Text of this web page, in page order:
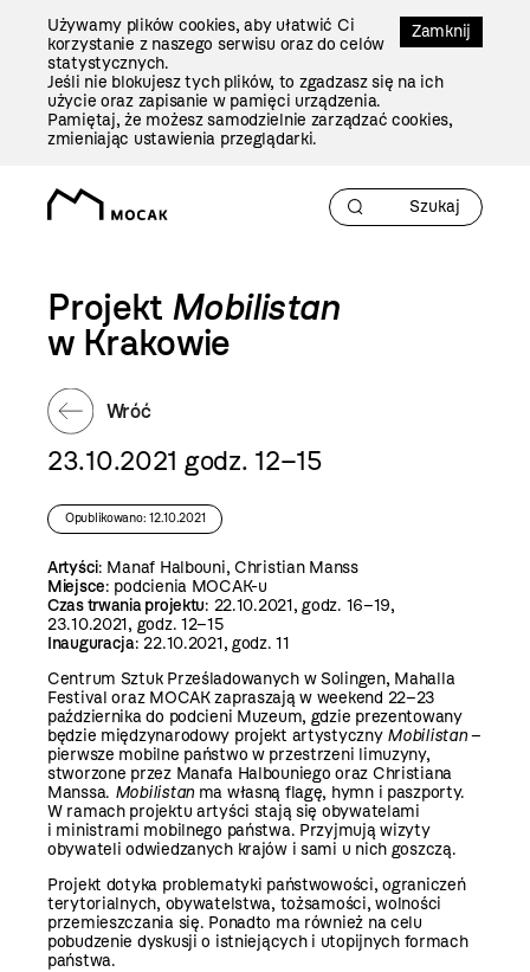
Zamknij
Używamy plików cookies, aby ułatwić Ci
korzystanie z naszego serwisu oraz do celów
statystycznych.
Jeśli nie blokujesz tych plików, to zgadzasz się na ich
użycie oraz zapisanie w pamięci urządzenia.
Pamiętaj, że możesz samodzielnie zarządzać cookies,
zmieniając ustawienia przeglądarki.
Projekt Mobilistan
w Krakowie
Wróć
23.10.2021 godz. 12–15
Opublikowano: 12.10.2021
Artyści: Manaf Halbouni, Christian Manss
Miejsce: podcienia MOCAK-u
Czas trwania projektu: 22.10.2021, godz. 16–19,
23.10.2021, godz. 12–15
Inauguracja: 22.10.2021, godz. 11
Centrum Sztuk Prześladowanych w Solingen, Mahalla
Festival oraz MOCAK zapraszają w weekend 22–23
października do podcieni Muzeum, gdzie prezentowany
będzie międzynarodowy projekt artystyczny Mobilistan–
pierwsze mobilne państwo w przestrzeni limuzyny,
stworzone przez Manafa Halbouniego oraz Christiana
Manssa. Mobilistanma własną flagę, hymn i paszporty.
W ramach projektu artyści stają się obywatelami
i ministrami mobilnego państwa. Przyjmują wizyty
obywateli odwiedzanych krajów i sami u nich goszczą.
Projekt dotyka problematyki państwowości, ograniczeń
terytorialnych, obywatelstwa, tożsamości, wolności
przemieszczania się. Ponadto ma również na celu
pobudzenie dyskusji o istniejących i utopijnych formach
państwa.